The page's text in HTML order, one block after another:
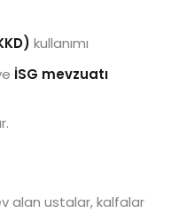
kullanımı
İSG mevzuatı
alan ustalar, kalfalar